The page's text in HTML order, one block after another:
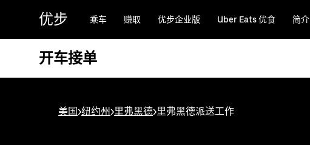
容
优步 乘车 赚取 优步企业版 Uber Eats 优食 简介
开车接单
美国>纽约州>里弗黑德>里弗黑德派送工作